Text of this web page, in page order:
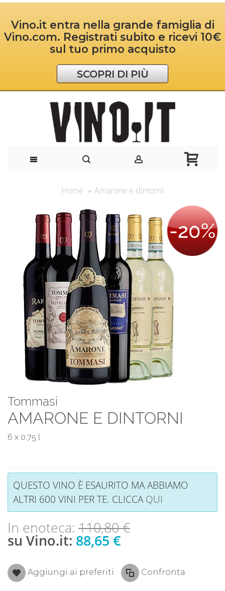
Vino.it entra nella grande famiglia di
Vino.com. Registrati subito e ricevi 10€
sul tuo primo acquisto
SCOPRI DI PIÙ
Home Amarone e dintorni
-20%
Tommasi
AMARONE E DINTORNI
6 x 0.75 l
QUESTO VINO È ESAURITO MA ABBIAMO
ALTRI 600 VINI PER TE. CLICCAQUI
In enoteca: 110,80 €
su Vino.it: 88,65 €
Aggiungi ai preferiti Confronta